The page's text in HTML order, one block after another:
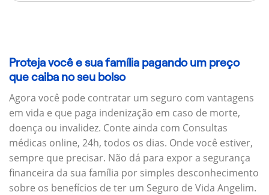
Proteja você e sua família pagando um preço
que caiba no seu bolso
Agora você pode contratar um seguro com vantagens
em vida e que paga indenização em caso de morte,
doença ou invalidez. Conte ainda com Consultas
médicas online, 24h, todos os dias. Onde você estiver,
sempre que precisar. Não dá para expor a segurança
financeira da sua família por simples desconhecimento
sobre os benefícios de ter um Seguro de Vida Angelim.